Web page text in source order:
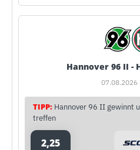
Hannover 96 II -
07.08.2026
TIPP: Hannover 96 II gewinnt
treffen
2,25